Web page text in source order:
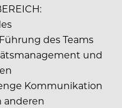
des Teams
und
Kommunikation